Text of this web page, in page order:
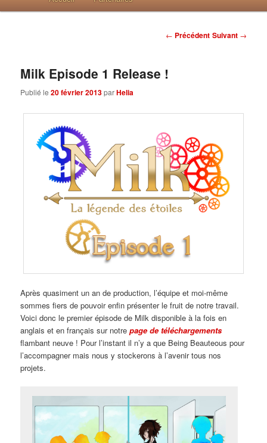
Post navigation
← Précédent Suivant →
Milk Episode 1 Release !
Publié le20 février 2013parHelia
Après quasiment un an de production, l’équipe et moi-même
sommes fiers de pouvoir enfin présenter le fruit de notre travail.
Voici donc le premier épisode de Milk disponible à la fois en
anglais et en français sur notrepage de téléchargements
flambant neuve ! Pour l’instant il n’y a que Being Beauteous pour
l’accompagner mais nous y stockerons à l’avenir tous nos
projets.